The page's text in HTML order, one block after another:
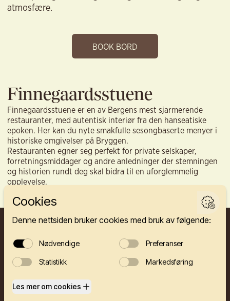
atmosfære.
BOOK BORD
Finnegaardsstuene
Finnegaardsstuene er en av Bergens mest sjarmerende
restauranter, med autentisk interiør fra den hanseatiske
epoken. Her kan du nyte smakfulle sesongbaserte menyer i
historiske omgivelser på Bryggen.
Restauranten egner seg perfekt for private selskaper,
forretningsmiddager og andre anledninger der stemningen
og historien rundt deg skal bidra til en uforglemmelig
opplevelse.
FINNEGÅRDEN 2A, 5003 BERGEN
RESTAURANTER